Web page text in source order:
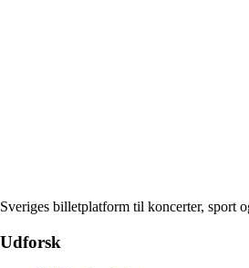
Sveriges billetplatform til koncerter, sport
Udforsk